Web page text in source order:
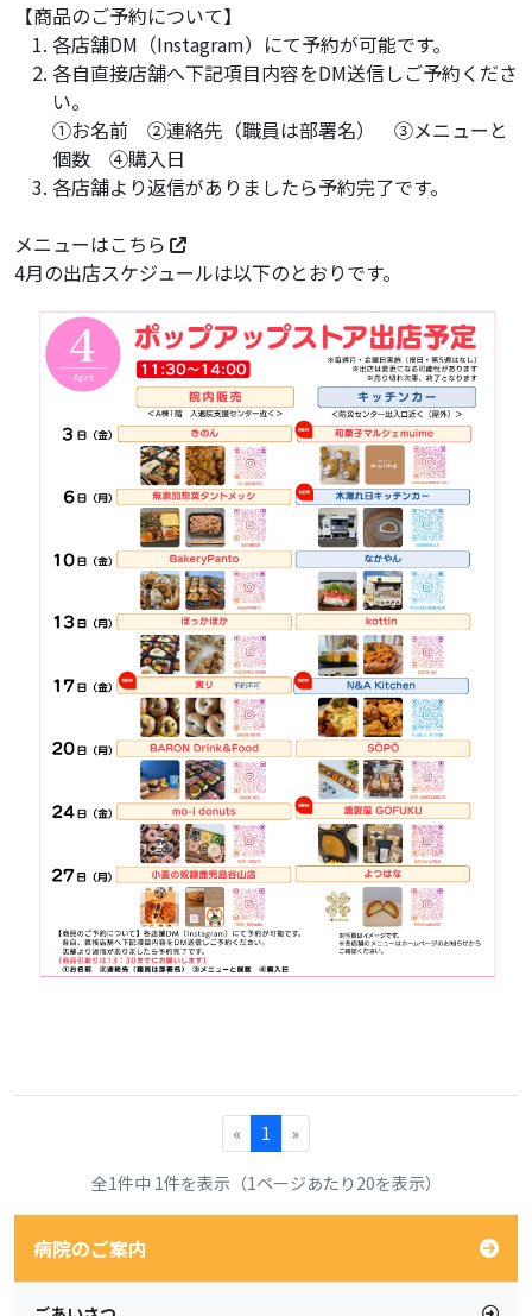
【商品のご予約について】
各店舗DM（Instagram）にて予約が可能です。
各自直接店舗へ下記項目内容をDM送信しご予約くださ
い。
①お名前 ②連絡先（職員は部署名） ③メニューと
個数 ④購入日
各店舗より返信がありましたら予約完了です。
メニューはこちら
4月の出店スケジュールは以下のとおりです。
« 1 »
全1件中 1件を表示（1ページあたり20を表示）
病院のご案内